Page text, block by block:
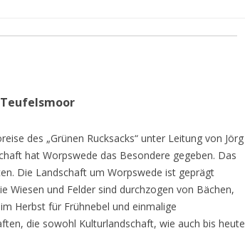
des „Grünen Rucksacks“ unter Leitung von Jörg
hat Worpswede das Besondere gegeben. Das
Die Landschaft um Worpswede ist geprägt
Wiesen und Felder sind durchzogen von Bächen,
Herbst für Frühnebel und einmalige
die sowohl Kulturlandschaft, wie auch bis heute